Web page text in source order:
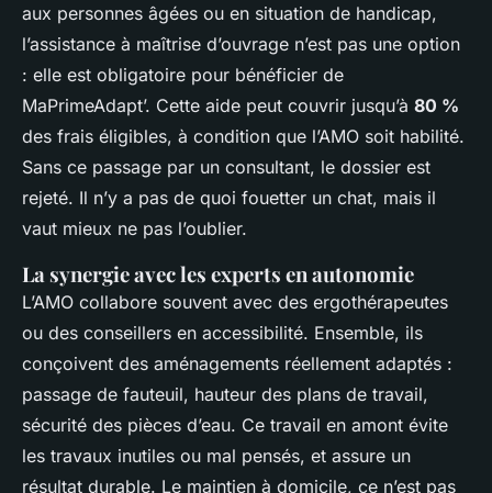
aux personnes âgées ou en situation de handicap,
l’assistance à maîtrise d’ouvrage n’est pas une option
: elle est obligatoire pour bénéficier de
MaPrimeAdapt’. Cette aide peut couvrir jusqu’à 80 %
des frais éligibles, à condition que l’AMO soit habilité.
Sans ce passage par un consultant, le dossier est
rejeté. Il n’y a pas de quoi fouetter un chat, mais il
vaut mieux ne pas l’oublier.
La synergie avec les experts en autonomie
L’AMO collabore souvent avec des ergothérapeutes
ou des conseillers en accessibilité. Ensemble, ils
conçoivent des aménagements réellement adaptés :
passage de fauteuil, hauteur des plans de travail,
sécurité des pièces d’eau. Ce travail en amont évite
les travaux inutiles ou mal pensés, et assure un
résultat durable. Le maintien à domicile, ce n’est pas